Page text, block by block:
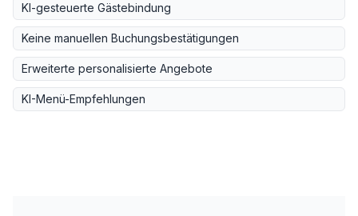
KI-gesteuerte Gästebindung
Keine manuellen Buchungsbestätigungen
Erweiterte personalisierte Angebote
KI-Menü-Empfehlungen